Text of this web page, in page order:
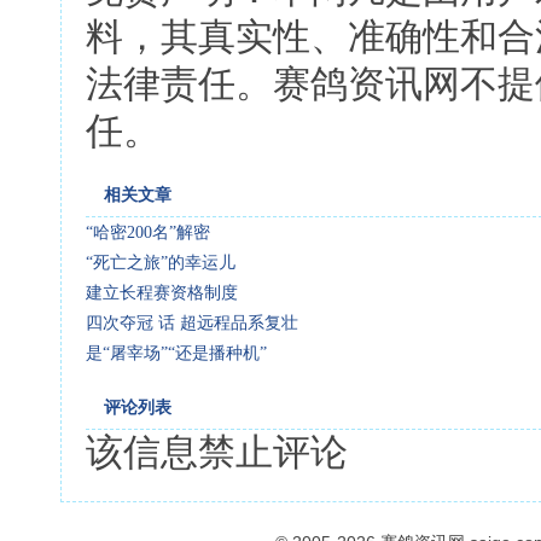
料，其真实性、准确性和
法律责任。赛鸽资讯网不
任。
相关文章
“哈密200名”解密
“死亡之旅”的幸运儿
建立长程赛资格制度
四次夺冠 话 超远程品系复壮
是“屠宰场”“还是播种机”
评论列表
该信息禁止评论